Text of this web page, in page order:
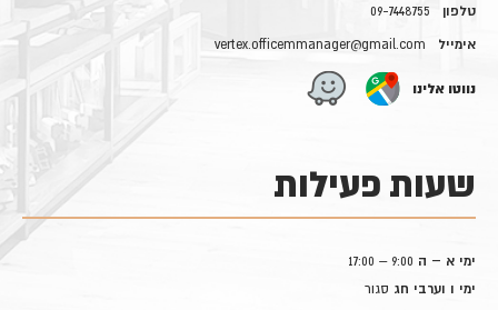
טלפון 09-7448755
אימייל vertex.officemmanager@gmail.com
נווטו אלינו
שעות פעילות
ימי א – ה
ימי ו וערבי חג סגור